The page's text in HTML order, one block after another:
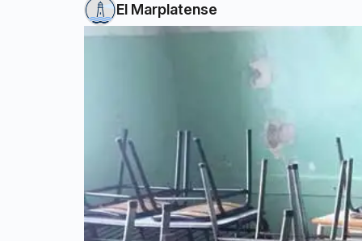
El Marplatense